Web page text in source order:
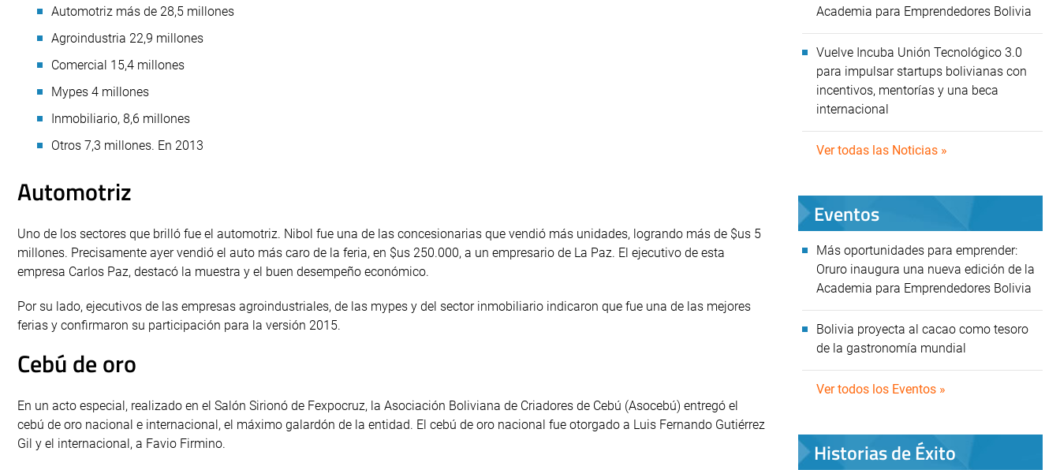
Automotriz más de 28,5 millones
Agroindustria 22,9 millones
Comercial 15,4 millones
Mypes 4 millones
Inmobiliario, 8,6 millones
Otros 7,3 millones. En 2013
Automotriz
Uno de los sectores que brilló fue el automotriz. Nibol fue una de las concesionarias que vendió más unidades, logrando más de $us 5
millones. Precisamente ayer vendió el auto más caro de la feria, en $us 250.000, a un empresario de La Paz. El ejecutivo de esta
empresa Carlos Paz, destacó la muestra y el buen desempeño económico.
Por su lado, ejecutivos de las empresas agroindustriales, de las mypes y del sector inmobiliario indicaron que fue una de las mejores
ferias y confirmaron su participación para la versión 2015.
Cebú de oro
En un acto especial, realizado en el Salón Sirionó de Fexpocruz, la Asociación Boliviana de Criadores de Cebú (Asocebú) entregó el
cebú de oro nacional e internacional, el máximo galardón de la entidad. El cebú de oro nacional fue otorgado a Luis Fernando Gutiérrez
Gil y el internacional, a Favio Firmino.
Academia para Emprendedores Bolivia
Vuelve Incuba Unión Tecnológico 3.0
para impulsar startups bolivianas con
incentivos, mentorías y una beca
internacional
Ver todas las Noticias »
Eventos
Más oportunidades para emprender:
Oruro inaugura una nueva edición de la
Academia para Emprendedores Bolivia
Bolivia proyecta al cacao como tesoro
de la gastronomía mundial
Ver todos los Eventos »
Historias de Éxito